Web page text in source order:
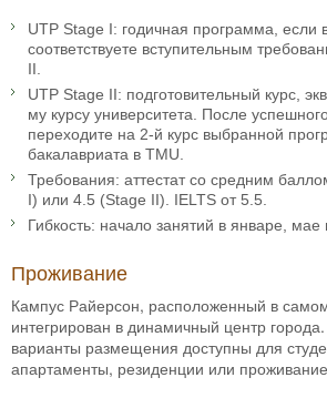
UTP Stage I: годичная программа, если
соответствуете вступительным
II.
UTP Stage II: подготовительный курс,
му курсу университета. После
переходите на 2-й курс выбранной
бакалавриата в TMU.
Требования: аттестат со средним
I) или 4.5 (Stage II). IELTS от 5.5.
Гибкость: начало занятий в январе, мае
Проживание
Кампус Райерсон, расположенный в
интегрирован в динамичный центр
варианты размещения доступны для
апартаменты, резиденции или